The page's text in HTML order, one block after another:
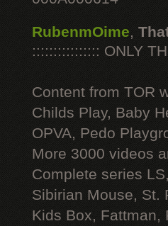
RubenmOime,
:::::::::::::::: ONLY
Content from TOR
Childs Play, Baby
OPVA, Pedo
More 3000 videos
Complete series
Sibirian Mouse, St.
Kids Box, Fattman,